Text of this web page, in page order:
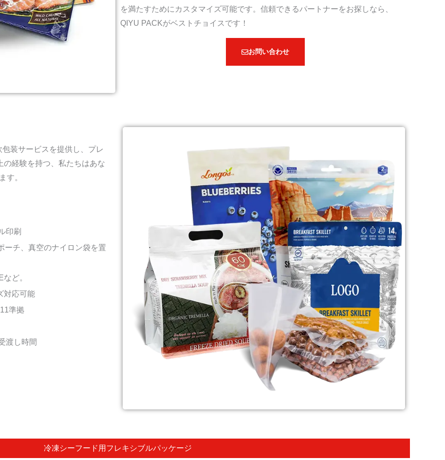
を満たすためにカスタマイズ可能です。信頼できるパートナーをお探しなら、
QIYU PACKがベストチョイスです！
お問い合わせ
装サービスを提供し、プレ
の経験を持つ、私たちはあな
す。
印刷
ーチ、真空のナイロン袋を置
ど。
対応可能
準拠
渡し時間
冷凍シーフード用フレキシブルパッケージ